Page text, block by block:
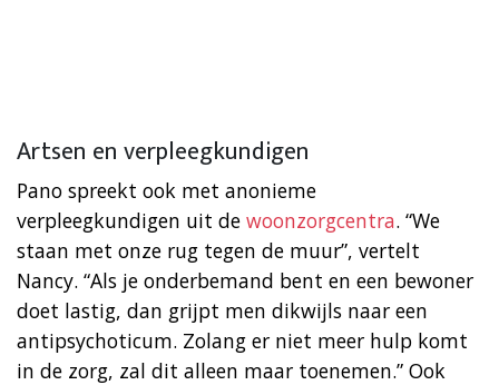
Artsen en verpleegkundigen
Pano spreekt ook met anonieme
verpleegkundigen uit de woonzorgcentra. “We
staan met onze rug tegen de muur”, vertelt
Nancy. “Als je onderbemand bent en een bewoner
doet lastig, dan grijpt men dikwijls naar een
antipsychoticum. Zolang er niet meer hulp komt
in de zorg, zal dit alleen maar toenemen.” Ook